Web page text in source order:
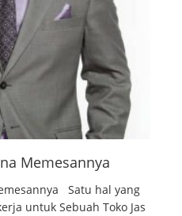
Memesannya
Satu hal yang
untuk Sebuah Toko Jas